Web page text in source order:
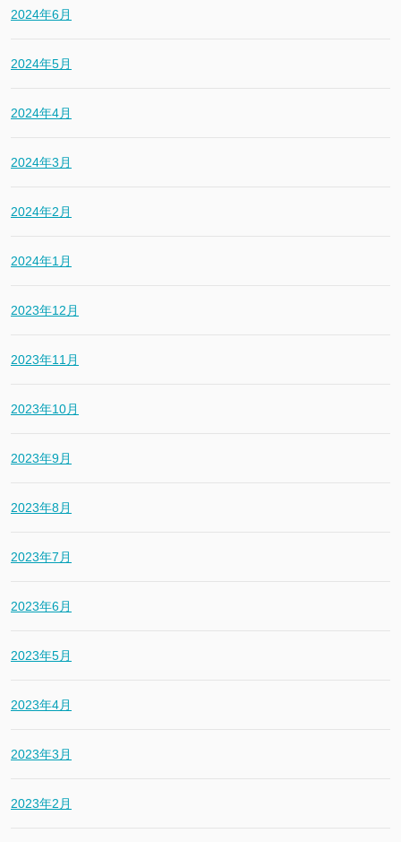
2024年6月
2024年5月
2024年4月
2024年3月
2024年2月
2024年1月
2023年12月
2023年11月
2023年10月
2023年9月
2023年8月
2023年7月
2023年6月
2023年5月
2023年4月
2023年3月
2023年2月